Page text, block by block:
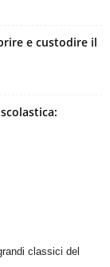
e custodire il
classici del